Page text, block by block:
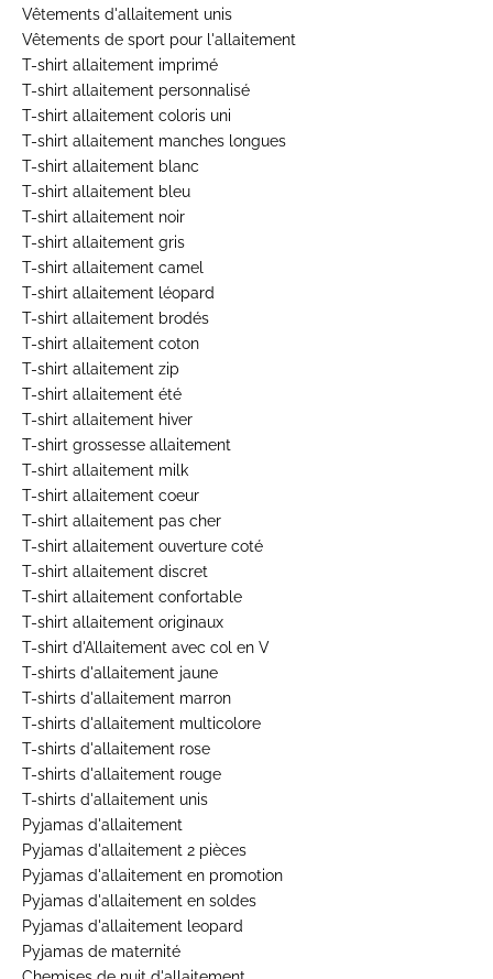
Vêtements d'allaitement unis
Vêtements de sport pour l'allaitement
T-shirt allaitement imprimé
T-shirt allaitement personnalisé
T-shirt allaitement coloris uni
T-shirt allaitement manches longues
T-shirt allaitement blanc
T-shirt allaitement bleu
T-shirt allaitement noir
T-shirt allaitement gris
T-shirt allaitement camel
T-shirt allaitement léopard
T-shirt allaitement brodés
T-shirt allaitement coton
T-shirt allaitement zip
T-shirt allaitement été
T-shirt allaitement hiver
T-shirt grossesse allaitement
T-shirt allaitement milk
T-shirt allaitement coeur
T-shirt allaitement pas cher
T-shirt allaitement ouverture coté
T-shirt allaitement discret
T-shirt allaitement confortable
T-shirt allaitement originaux
T-shirt d'Allaitement avec col en V
T-shirts d'allaitement jaune
T-shirts d'allaitement marron
T-shirts d'allaitement multicolore
T-shirts d'allaitement rose
T-shirts d'allaitement rouge
T-shirts d'allaitement unis
Pyjamas d'allaitement
Pyjamas d'allaitement 2 pièces
Pyjamas d'allaitement en promotion
Pyjamas d'allaitement en soldes
Pyjamas d'allaitement leopard
Pyjamas de maternité